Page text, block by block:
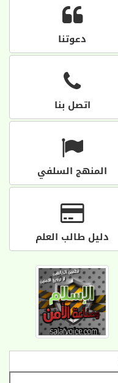
دعوتنا
اتصل بنا
المنهج السلفي
دليل طالب العلم